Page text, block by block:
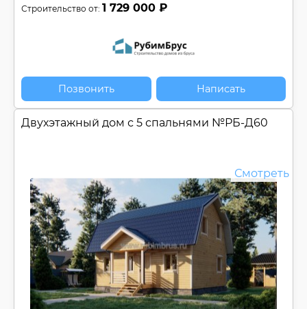
Строительство от: 1 729 000 ₽
Позвонить Написать
Двухэтажный дом с 5 спальнями №РБ-Д60
Смотреть